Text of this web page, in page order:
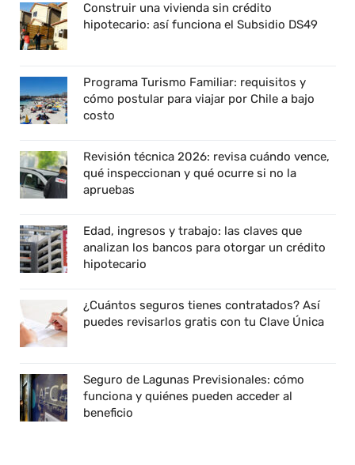
Construir una vivienda sin crédito
hipotecario: así funciona el Subsidio DS49
Programa Turismo Familiar: requisitos y
cómo postular para viajar por Chile a bajo
costo
Revisión técnica 2026: revisa cuándo vence,
qué inspeccionan y qué ocurre si no la
apruebas
Edad, ingresos y trabajo: las claves que
analizan los bancos para otorgar un crédito
hipotecario
¿Cuántos seguros tienes contratados? Así
puedes revisarlos gratis con tu Clave Única
Seguro de Lagunas Previsionales: cómo
funciona y quiénes pueden acceder al
beneficio